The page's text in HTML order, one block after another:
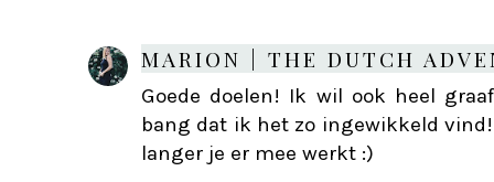
MARION | THE DUTCH
Goede doelen! Ik wil ook heel
bang dat ik het zo ingewikkeld
langer je er mee werkt :)